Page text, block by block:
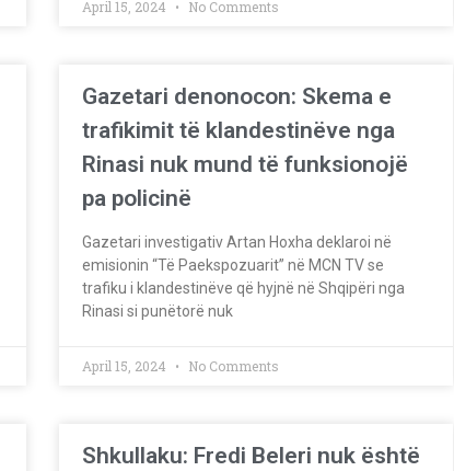
April 15, 2024 No Comments
Gazetari denonocon: Skema e
trafikimit të klandestinëve nga
Rinasi nuk mund të funksionojë
pa policinë
Gazetari investigativ Artan Hoxha deklaroi në
emisionin “Të Paekspozuarit” në MCN TV se
trafiku i klandestinëve që hyjnë në Shqipëri nga
Rinasi si punëtorë nuk
April 15, 2024 No Comments
Shkullaku: Fredi Beleri nuk është